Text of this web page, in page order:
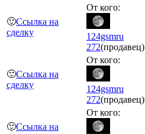
🙂Ссылка на
сделку
От кого:
124gsmru
272(продавец)
🙂Ссылка на
сделку
От кого:
124gsmru
272(продавец)
🙂Ссылка на
От кого: